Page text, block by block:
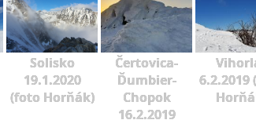
Solisko
19.1.2020
(foto Horňák)
Čertovica-
Ďumbier-
Chopok
16.2.2019
6.2.2019